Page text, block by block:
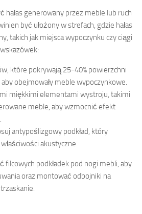
hałas generowany przez meble lub ruch
być ułożony w strefach, gdzie hałas
takich jak miejsca wypoczynku czy ciągi
które pokrywają 25-40% powierzchni
aby obejmowały meble wypoczynkowe.
miękkimi elementami wystroju, takimi
meble, aby wzmocnić efekt
antypoślizgowy podkład, który
akustyczne.
filcowych podkładek pod nogi mebli, aby
oraz montować odbojniki na